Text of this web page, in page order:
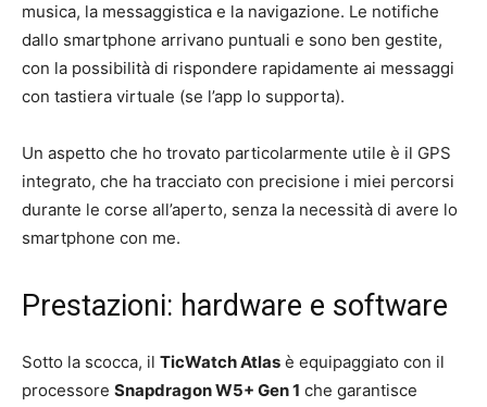
musica, la messaggistica e la navigazione. Le notifiche
dallo smartphone arrivano puntuali e sono ben gestite,
con la possibilità di rispondere rapidamente ai messaggi
con tastiera virtuale (se l’app lo supporta).
Un aspetto che ho trovato particolarmente utile è il GPS
integrato, che ha tracciato con precisione i miei percorsi
durante le corse all’aperto, senza la necessità di avere lo
smartphone con me.
Prestazioni: hardware e software
Sotto la scocca, il TicWatch Atlas è equipaggiato con il
processore Snapdragon W5+ Gen 1 che garantisce